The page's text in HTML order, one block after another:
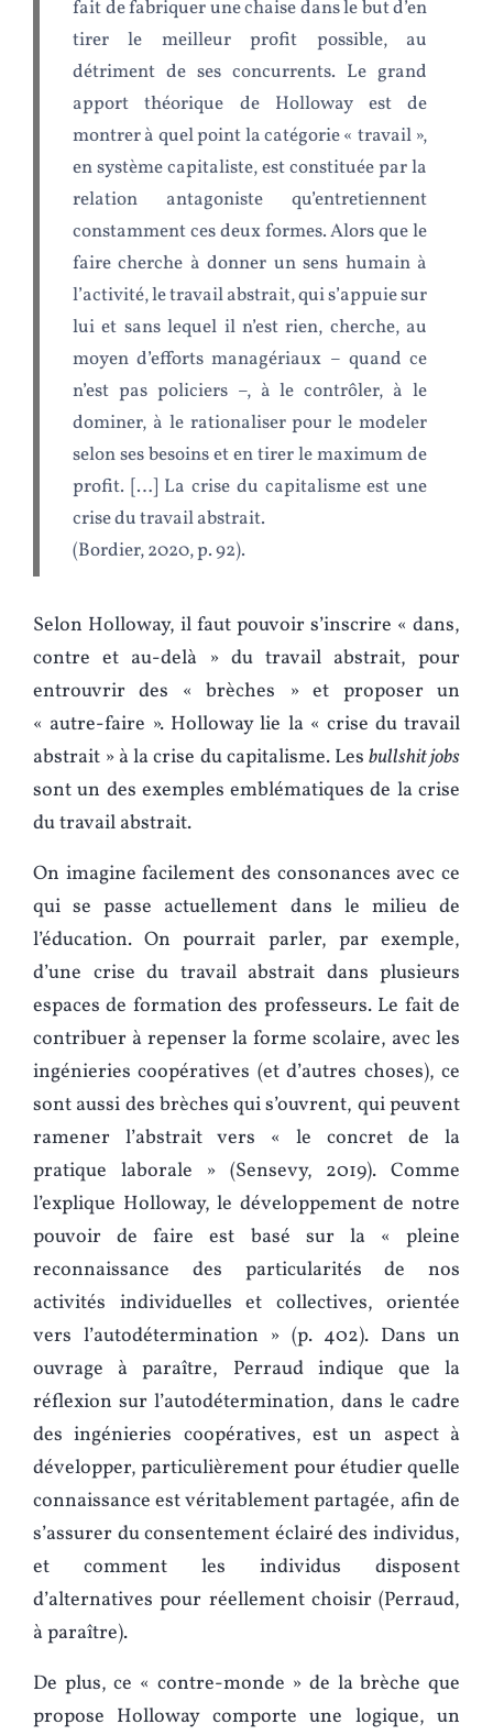
fait de fabriquer une chaise dans le but d’en
tirer le meilleur profit possible, au
détriment de ses concurrents. Le grand
apport théorique de Holloway est de
montrer à quel point la catégorie « travail »,
en système capitaliste, est constituée par la
relation antagoniste qu’entretiennent
constamment ces deux formes. Alors que le
faire cherche à donner un sens humain à
l’activité, le travail abstrait, qui s’appuie sur
lui et sans lequel il n’est rien, cherche, au
moyen d’efforts managériaux – quand ce
n’est pas policiers –, à le contrôler, à le
dominer, à le rationaliser pour le modeler
selon ses besoins et en tirer le maximum de
profit. […] La crise du capitalisme est une
crise du travail abstrait.
(Bordier, 2020, p. 92).
Selon Holloway, il faut pouvoir s’inscrire « dans,
contre et au-delà » du travail abstrait, pour
entrouvrir des « brèches » et proposer un
« autre-faire ». Holloway lie la « crise du travail
abstrait » à la crise du capitalisme. Les bullshit jobs
sont un des exemples emblématiques de la crise
du travail abstrait.
On imagine facilement des consonances avec ce
qui se passe actuellement dans le milieu de
l’éducation. On pourrait parler, par exemple,
d’une crise du travail abstrait dans plusieurs
espaces de formation des professeurs. Le fait de
contribuer à repenser la forme scolaire, avec les
ingénieries coopératives (et d’autres choses), ce
sont aussi des brèches qui s’ouvrent, qui peuvent
ramener l’abstrait vers « le concret de la
pratique laborale » (Sensevy, 2019). Comme
l’explique Holloway, le développement de notre
pouvoir de faire est basé sur la « pleine
reconnaissance des particularités de nos
activités individuelles et collectives, orientée
vers l’autodétermination » (p. 402). Dans un
ouvrage à paraître, Perraud indique que la
réflexion sur l’autodétermination, dans le cadre
des ingénieries coopératives, est un aspect à
développer, particulièrement pour étudier quelle
connaissance est véritablement partagée, afin de
s’assurer du consentement éclairé des individus,
et comment les individus disposent
d’alternatives pour réellement choisir (Perraud,
à paraître).
De plus, ce « contre-monde » de la brèche que
propose Holloway comporte une logique, un